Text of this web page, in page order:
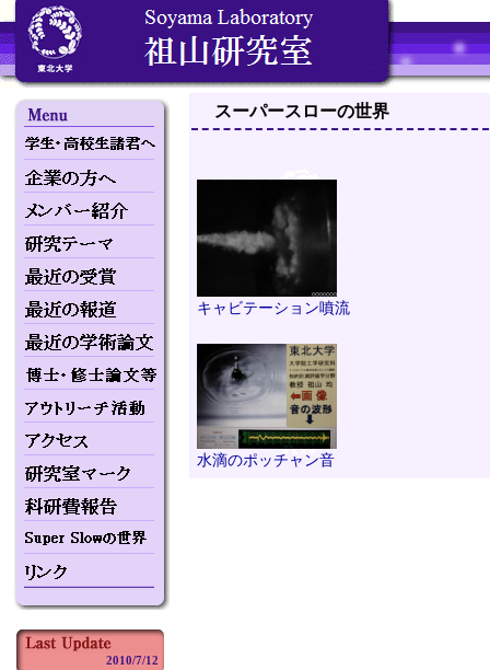
2010/7/12
スーパースローの世界
キャビテーション噴流
水滴のポッチャン音